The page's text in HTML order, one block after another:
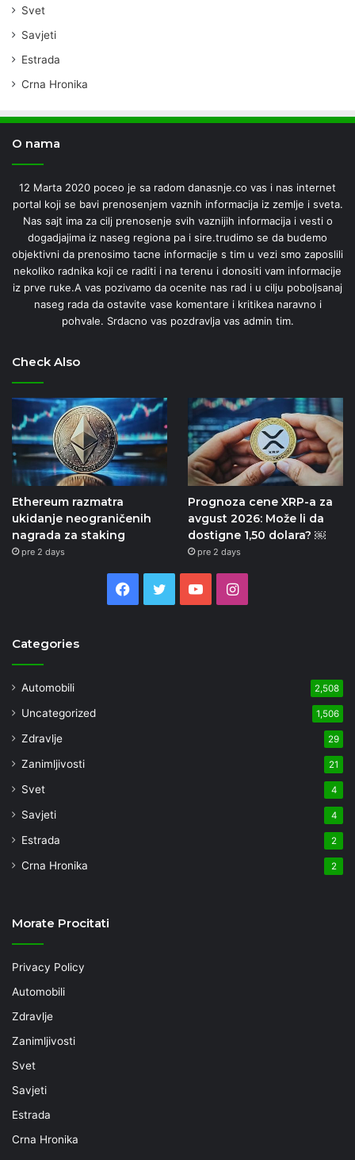
Svet
Savjeti
Estrada
Crna Hronika
O nama
12 Marta 2020 poceo je sa radom danasnje.co vas i nas internet
portal koji se bavi prenosenjem vaznih informacija iz zemlje i sveta.
Nas sajt ima za cilj prenosenje svih vaznijih informacija i vesti o
dogadjajima iz naseg regiona pa i sire.trudimo se da budemo
objektivni da prenosimo tacne informacije s tim u vezi smo zaposlili
nekoliko radnika koji ce raditi i na terenu i donositi vam informacije
iz prve ruke.A vas pozivamo da ocenite nas rad i u cilju poboljsanaj
naseg rada da ostavite vase komentare i kritikea naravno i
pohvale. Srdacno vas pozdravlja vas admin tim.
Check Also
Ethereum razmatra
ukidanje neograničenih
nagrada za staking
pre 2 days
Prognoza cene XRP-a za
avgust 2026: Može li da
dostigne 1,50 dolara? ￼
pre 2 days
Facebook
TwitterYouTubeInstagram
Categories
Automobili 2,508
Uncategorized 1,506
Zdravlje 29
Zanimljivosti 21
Svet 4
Savjeti 4
Estrada 2
Crna Hronika 2
Morate Procitati
Privacy Policy
Automobili
Zdravlje
Zanimljivosti
Svet
Savjeti
Estrada
Crna Hronika